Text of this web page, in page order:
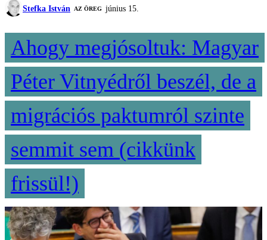
Stefka István AZ ÖREG június 15.
Ahogy megjósoltuk: Magyar
Péter Vitnyédről beszél, de a
migrációs paktumról szinte
semmit sem (cikkünk
frissül!)